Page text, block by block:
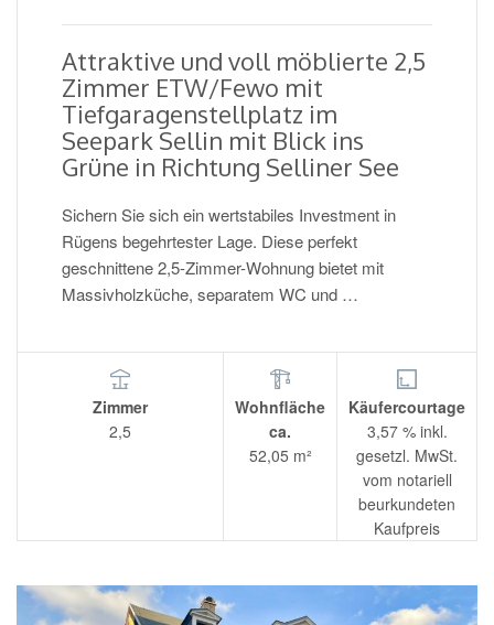
Attraktive und voll möblierte 2,5
Zimmer ETW/Fewo mit
Tiefgaragenstellplatz im
Seepark Sellin mit Blick ins
Grüne in Richtung Selliner See
Sichern Sie sich ein wertstabiles Investment in
Rügens begehrtester Lage. Diese perfekt
geschnittene 2,5-Zimmer-Wohnung bietet mit
Massivholzküche, separatem WC und …
Zimmer
2,5
Wohnfläche
ca.
52,05 m²
Käufercourtage
3,57 % inkl.
gesetzl. MwSt.
vom notariell
beurkundeten
Kaufpreis